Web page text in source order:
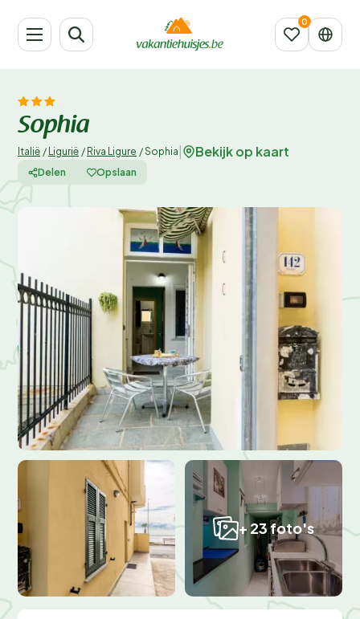
Sophia
Italië / Ligurië / Riva Ligure /Sophia Bekijk op kaart
Delen Opslaan
+ 23 foto's